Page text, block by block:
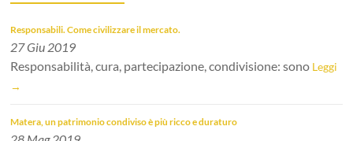
Responsabili. Come civilizzare il mercato.
27 Giu 2019
Responsabilità, cura, partecipazione, condivisione: sono Leggi
→
Matera, un patrimonio condiviso è più ricco e duraturo